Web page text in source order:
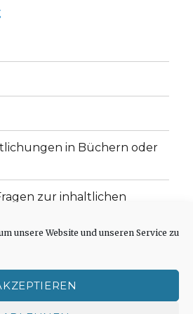
unsere Website und unseren Service zu
in Büchern oder
zur inhaltlichen